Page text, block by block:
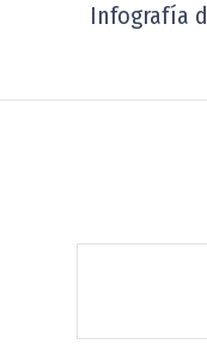
Infografía